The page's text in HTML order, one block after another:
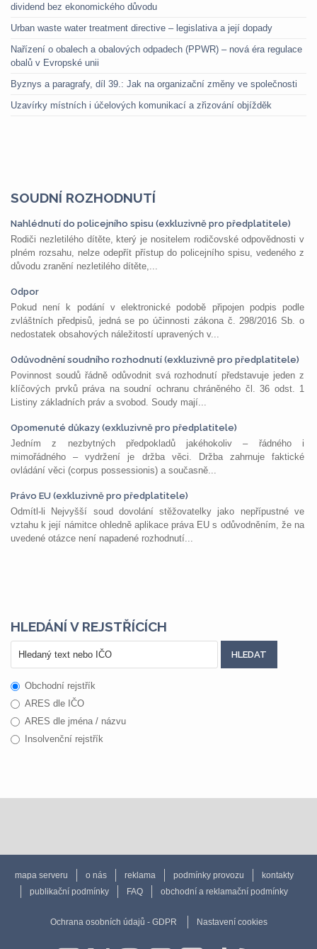
dividend bez ekonomického důvodu
Urban waste water treatment directive – legislativa a její dopady
Nařízení o obalech a obalových odpadech (PPWR) – nová éra regulace
obalů v Evropské unii
Byznys a paragrafy, díl 39.: Jak na organizační změny ve společnosti
Uzavírky místních i účelových komunikací a zřizování objížděk
SOUDNÍ ROZHODNUTÍ
Nahlédnutí do policejního spisu (exkluzivně pro předplatitele)
Rodiči nezletilého dítěte, který je nositelem rodičovské odpovědnosti v
plném rozsahu, nelze odepřít přístup do policejního spisu, vedeného z
důvodu zranění nezletilého dítěte,...
Odpor
Pokud není k podání v elektronické podobě připojen podpis podle
zvláštních předpisů, jedná se po účinnosti zákona č. 298/2016 Sb. o
nedostatek obsahových náležitostí upravených v...
Odůvodnění soudního rozhodnutí (exkluzivně pro předplatitele)
Povinnost soudů řádně odůvodnit svá rozhodnutí představuje jeden z
klíčových prvků práva na soudní ochranu chráněného čl. 36 odst. 1
Listiny základních práv a svobod. Soudy mají...
Opomenuté důkazy (exkluzivně pro předplatitele)
Jedním z nezbytných předpokladů jakéhokoliv – řádného i
mimořádného – vydržení je držba věci. Držba zahrnuje faktické
ovládání věci (corpus possessionis) a současně...
Právo EU (exkluzivně pro předplatitele)
Odmítl-li Nejvyšší soud dovolání stěžovatelky jako nepřípustné ve
vztahu k její námitce ohledně aplikace práva EU s odůvodněním, že na
uvedené otázce není napadené rozhodnutí...
HLEDÁNÍ V REJSTŘÍCÍCH
Obchodní rejstřík
ARES dle IČO
ARES dle jména / názvu
Insolvenční rejstřík
mapa serveru o nás reklama podmínky provozu
kontakty
publikační podmínky
FAQ obchodní a reklamační podmínky
Ochrana osobních údajů - GDPR Nastavení cookies